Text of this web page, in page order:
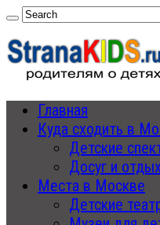
Главная
Куда сходить в
Детские
Досуг и отдых
Места в Москве
Детские